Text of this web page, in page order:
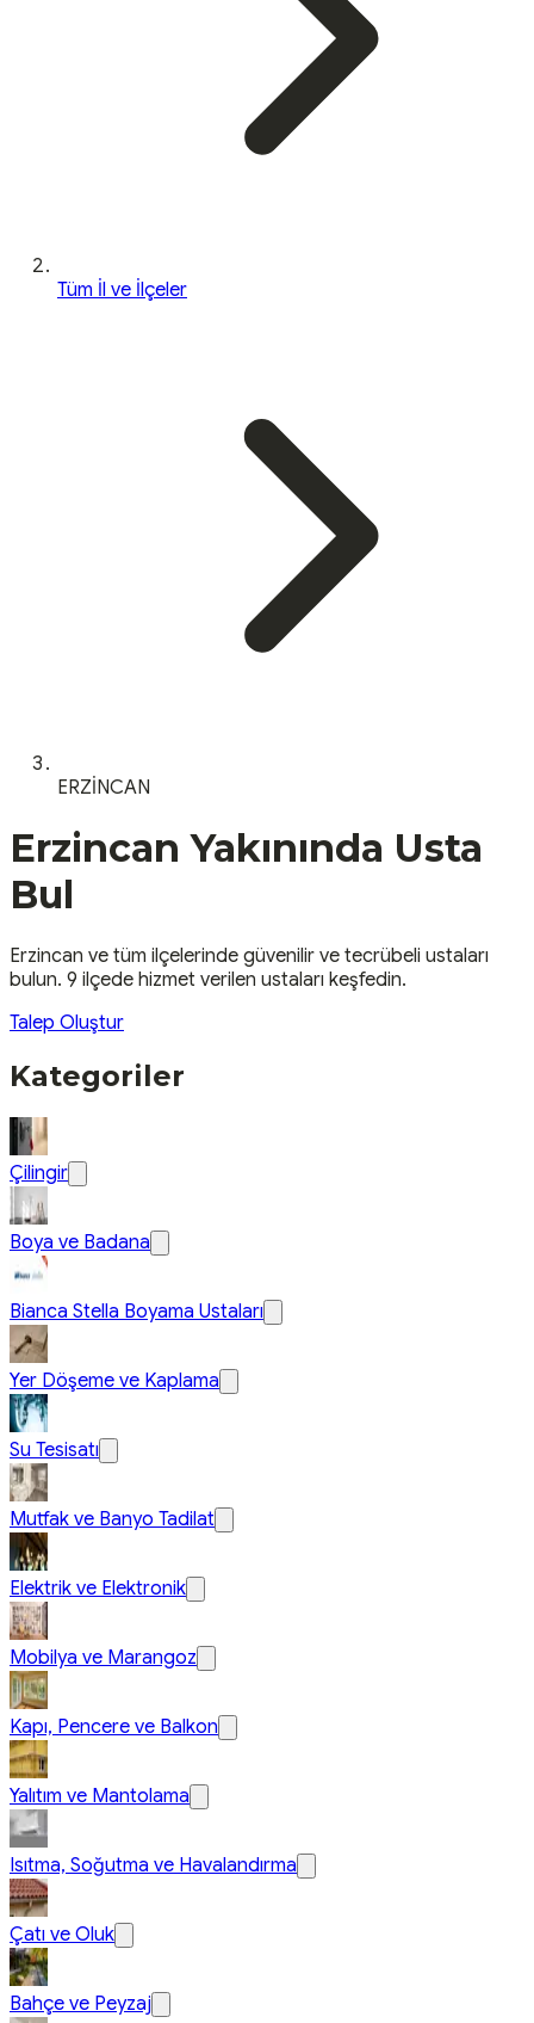
Tüm İl ve İlçeler
ERZİNCAN
Erzincan Yakınında Usta
Bul
Erzincan ve tüm ilçelerinde güvenilir ve tecrübeli ustaları
bulun. 9 ilçede hizmet verilen ustaları keşfedin.
Talep Oluştur
Kategoriler
Çilingir
Boya ve Badana
Bianca Stella Boyama Ustaları
Yer Döşeme ve Kaplama
Su Tesisatı
Mutfak ve Banyo Tadilat
Elektrik ve Elektronik
Mobilya ve Marangoz
Kapı, Pencere ve Balkon
Yalıtım ve Mantolama
Isıtma, Soğutma ve Havalandırma
Çatı ve Oluk
Bahçe ve Peyzaj